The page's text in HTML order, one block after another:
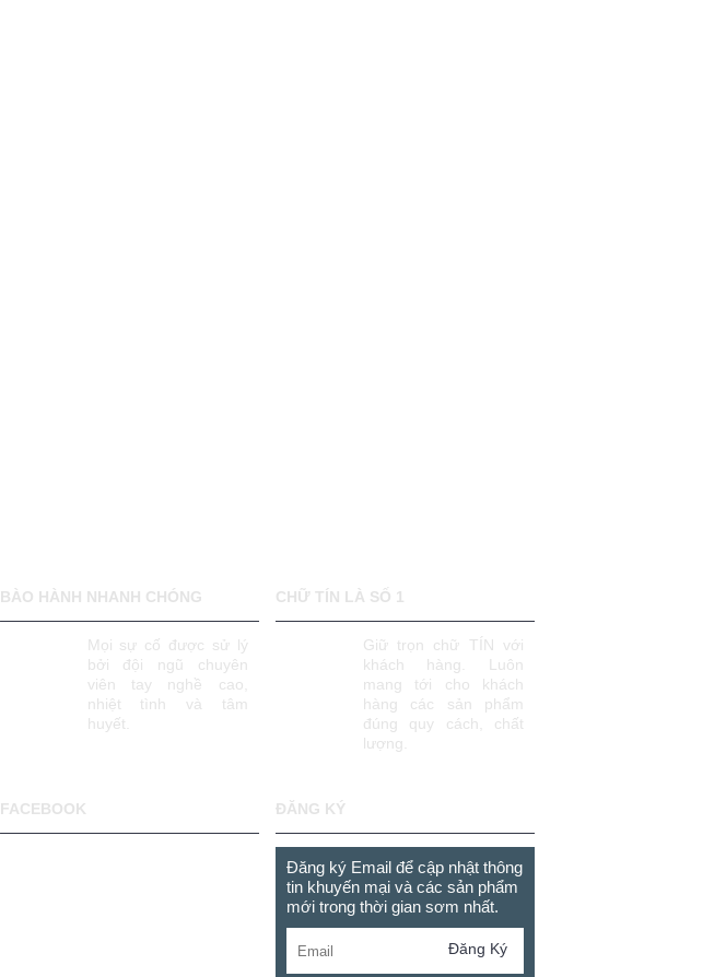
BÀO HÀNH NHANH CHÓNG
Mọi sự cố được sử lý
bởi đội ngũ chuyên
viên tay nghề cao,
nhiệt tình và tâm
huyết.
CHỮ TÍN LÀ SỐ 1
Giữ trọn chữ TÍN với
khách hàng. Luôn
mang tới cho khách
hàng các sản phẩm
đúng quy cách, chất
lượng.
FACEBOOK ĐĂNG KÝ
Đăng ký Email để cập nhật thông
tin khuyến mại và các sản phẩm
mới trong thời gian sơm nhất.
Đăng Ký